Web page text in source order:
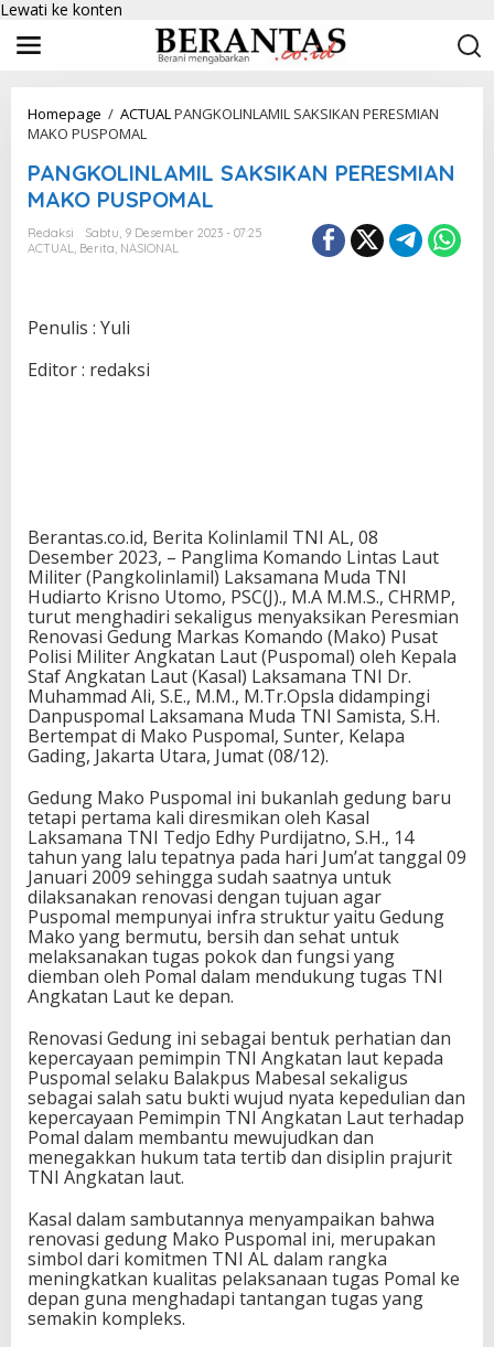
Lewati ke konten
Homepage / ACTUALPANGKOLINLAMIL SAKSIKAN PERESMIAN
MAKO PUSPOMAL
PANGKOLINLAMIL SAKSIKAN PERESMIAN
MAKO PUSPOMAL
Redaksi
Sabtu, 9 Desember 2023 - 07:25
ACTUAL, Berita, NASIONAL
Penulis : Yuli
Editor : redaksi
Berantas.co.id, Berita Kolinlamil TNI AL, 08
Desember 2023, – Panglima Komando Lintas Laut
Militer (Pangkolinlamil) Laksamana Muda TNI
Hudiarto Krisno Utomo, PSC(J)., M.A M.M.S., CHRMP,
turut menghadiri sekaligus menyaksikan Peresmian
Renovasi Gedung Markas Komando (Mako) Pusat
Polisi Militer Angkatan Laut (Puspomal) oleh Kepala
Staf Angkatan Laut (Kasal) Laksamana TNI Dr.
Muhammad Ali, S.E., M.M., M.Tr.Opsla didampingi
Danpuspomal Laksamana Muda TNI Samista, S.H.
Bertempat di Mako Puspomal, Sunter, Kelapa
Gading, Jakarta Utara, Jumat (08/12).
Gedung Mako Puspomal ini bukanlah gedung baru
tetapi pertama kali diresmikan oleh Kasal
Laksamana TNI Tedjo Edhy Purdijatno, S.H., 14
tahun yang lalu tepatnya pada hari Jum’at tanggal 09
Januari 2009 sehingga sudah saatnya untuk
dilaksanakan renovasi dengan tujuan agar
Puspomal mempunyai infra struktur yaitu Gedung
Mako yang bermutu, bersih dan sehat untuk
melaksanakan tugas pokok dan fungsi yang
diemban oleh Pomal dalam mendukung tugas TNI
Angkatan Laut ke depan.
Renovasi Gedung ini sebagai bentuk perhatian dan
kepercayaan pemimpin TNI Angkatan laut kepada
Puspomal selaku Balakpus Mabesal sekaligus
sebagai salah satu bukti wujud nyata kepedulian dan
kepercayaan Pemimpin TNI Angkatan Laut terhadap
Pomal dalam membantu mewujudkan dan
menegakkan hukum tata tertib dan disiplin prajurit
TNI Angkatan laut.
Kasal dalam sambutannya menyampaikan bahwa
renovasi gedung Mako Puspomal ini, merupakan
simbol dari komitmen TNI AL dalam rangka
meningkatkan kualitas pelaksanaan tugas Pomal ke
depan guna menghadapi tantangan tugas yang
semakin kompleks.